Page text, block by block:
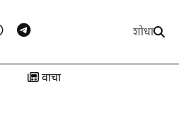
शोधा
वाचा